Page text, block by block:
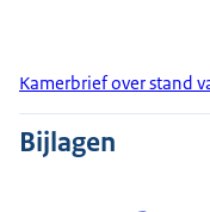
Kamerbrief over stand
Bijlagen